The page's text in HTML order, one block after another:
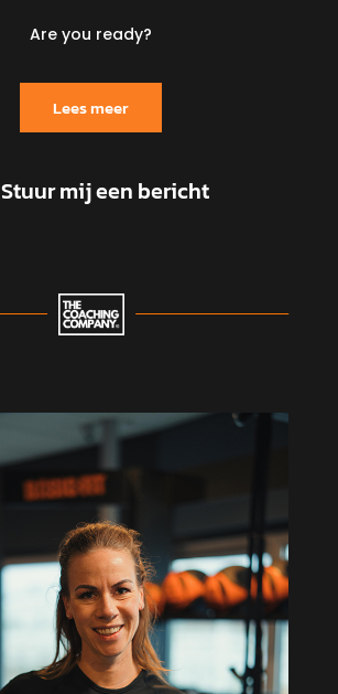
Are you ready?
Lees meer
Stuur mij een bericht